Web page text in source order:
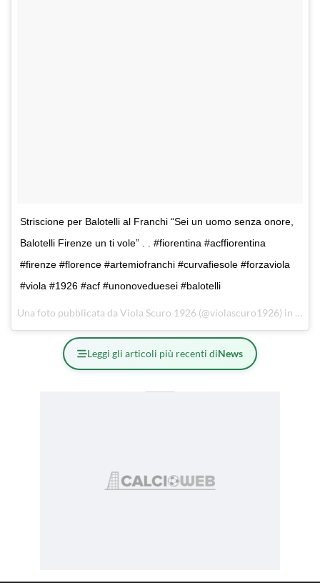
Striscione per Balotelli al Franchi “Sei un uomo senza onore,
Balotelli Firenze un ti vole” . . #fiorentina #acffiorentina
#firenze #florence #artemiofranchi #curvafiesole #forzaviola
#viola #1926 #acf #unonoveduesei #balotelli
Una foto pubblicata da Viola Scuro 1926 (@violascuro1926) in data:
Leggi gli articoli più recenti diNews